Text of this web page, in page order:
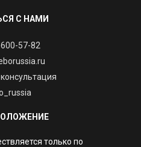
С НАМИ
57-82
только по